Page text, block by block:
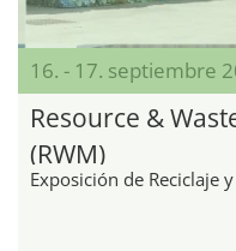
16. - 17. septiembre
Resource &
(RWM)
Exposición de Reciclaje